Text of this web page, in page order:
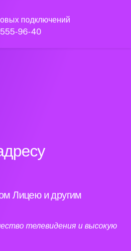
подключений
96-40
Лицею и другим
телевидения и высокую